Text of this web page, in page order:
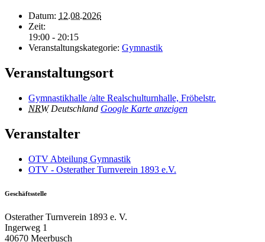
Datum: 12.08.2026
Zeit:
19:00 - 20:15
Veranstaltungskategorie: Gymnastik
Veranstaltungsort
Gymnastikhalle /alte Realschulturnhalle, Fröbelstr.
NRW Deutschland Google Karte anzeigen
Veranstalter
OTV Abteilung Gymnastik
OTV - Osterather Turnverein 1893 e.V.
Geschäftsstelle
Osterather Turnverein 1893 e. V.
Ingerweg 1
40670 Meerbusch